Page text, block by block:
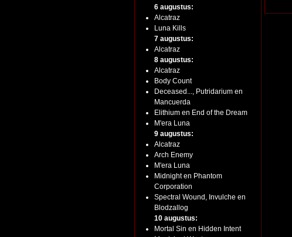
6 augustus:
Alcatraz
Luna Kills
7 augustus:
Alcatraz
8 augustus:
Alcatraz
Body Count
Deceased..., Putridarium en
Mancuerda
Elithium en End of the Dream
M'era Luna
9 augustus:
Alcatraz
Arch Enemy
M'era Luna
Midnight en Phantom
Corporation
Spectral Wound, Invulche en
Blodzallog
10 augustus:
Mortal Sin en Hidden Intent